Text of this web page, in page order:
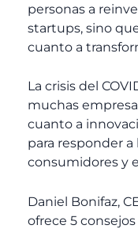
personas a
startups, sino
cuanto a
La crisis del
muchas
cuanto a
para responder
consumidores y
Daniel Bonifaz,
ofrece 5